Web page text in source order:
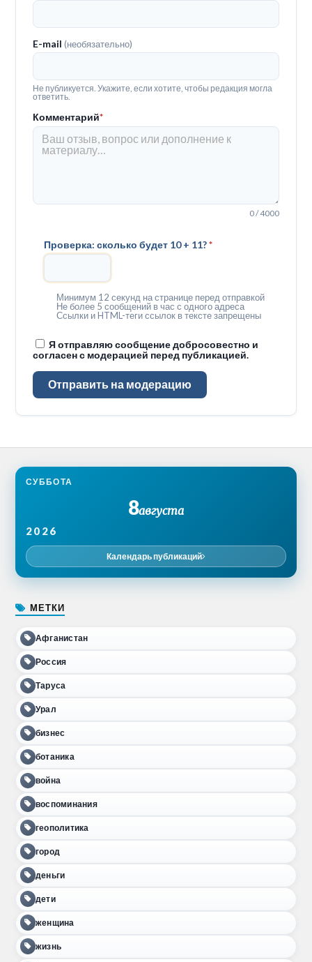
E-mail(необязательно)
Не публикуется. Укажите, если хотите, чтобы редакция могла
ответить.
Комментарий*
0 / 4000
Проверка: сколько будет 10 + 11?*
Минимум 12 секунд на странице перед отправкой
Не более 5 сообщений в час с одного адреса
Ссылки и HTML-теги ссылок в тексте запрещены
Я отправляю сообщение добросовестно и
согласен с модерацией перед публикацией.
Отправить на модерацию
СУББОТА
8августа
2026
Календарь публикаций
МЕТКИ
Афганистан
Россия
Таруса
Урал
бизнес
ботаника
война
воспоминания
геополитика
город
деньги
дети
женщина
жизнь